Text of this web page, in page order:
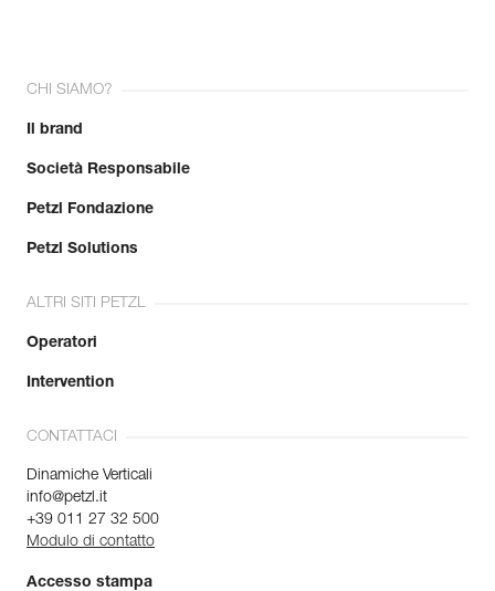
CHI SIAMO?
Il brand
Società Responsabile
Petzl Fondazione
Petzl Solutions
ALTRI SITI PETZL
Operatori
Intervention
CONTATTACI
Dinamiche Verticali
info@petzl.it
+39 011 27 32 500
Modulo di contatto
Accesso stampa